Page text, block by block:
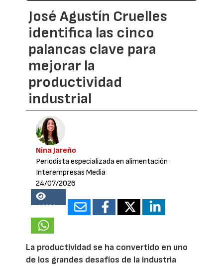
José Agustín Cruelles
identifica las cinco
palancas clave para
mejorar la
productividad
industrial
Nina Jareño
Periodista especializada en alimentación ·
Interempresas Media
24/07/2026
19089
La productividad se ha convertido en uno
de los grandes desafíos de la industria